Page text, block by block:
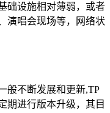
础设施相对薄弱，或者
演唱会现场等，网络状
般不断发展和更新,TP
期进行版本升级，其目